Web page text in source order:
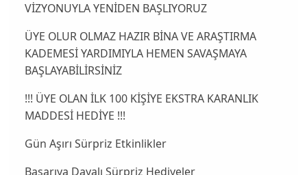
VİZYONUYLA YENİDEN BAŞLIYORUZ
ÜYE OLUR OLMAZ HAZIR BİNA VE ARAŞTIRMA
KADEMESİ YARDIMIYLA HEMEN SAVAŞMAYA
BAŞLAYABİLİRSİNİZ
!!! ÜYE OLAN İLK 100 KİŞİYE EKSTRA KARANLIK
MADDESİ HEDİYE !!!
Gün Aşırı Sürpriz Etkinlikler
Başarıya Dayalı Sürpriz Hediyeler